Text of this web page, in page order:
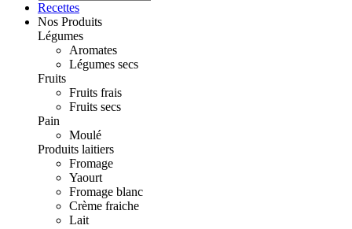
Recettes
Nos Produits
Légumes
Aromates
Légumes secs
Fruits
Fruits frais
Fruits secs
Pain
Moulé
Produits laitiers
Fromage
Yaourt
Fromage blanc
Crème fraiche
Lait